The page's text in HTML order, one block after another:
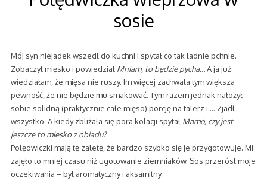
sosie
Mój syn niejadek wszedł do kuchni i spytał co tak ładnie pchnie.
Zobaczył mięsko i powiedział Mniam, to będzie pycha…A ja już
wiedziałam, że mięsa nie ruszy. Im więcej zachwala tym większa
pewność, że nie będzie mu smakować. Tym razem jednak nałożył
sobie solidną (praktycznie całe mięso) porcję na talerz i…. Zjadł
wszystko. A kiedy zbliżała się pora kolacji spytał Mamo, czy jest
jeszcze to miesko z obiadu?
Polędwiczki mają tę zaletę, że bardzo szybko się je przygotowuje. Mi
zajęło to mniej czasu niż ugotowanie ziemniaków. Sos przerósł moje
oczekiwania – był aromatyczny i aksamitny.